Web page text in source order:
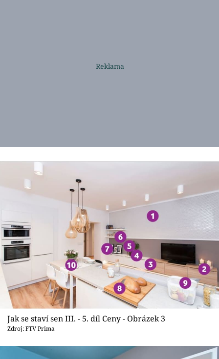
Jak se staví sen III. - 5. díl Ceny - Obrázek 3
Zdroj: FTV Prima